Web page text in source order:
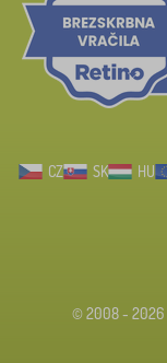
CZ SK HU
© 2008 - 2026